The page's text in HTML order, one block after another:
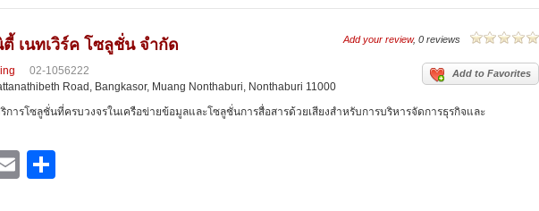
e
Add your review, 0 reviews
เนทเวิร์ค โซลูชั่น จำกัด
Add to Favorites
02-1056222
Road, Bangkasor, Muang Nonthaburi, Nonthaburi 11000
การโซลูชั่นที่ครบวงจรในเครือข่ายข้อมูลและโซลูชั่นการสื่อสารด้วยเสียงสำหรับการบริหารจัดการธุรกิจและ
E